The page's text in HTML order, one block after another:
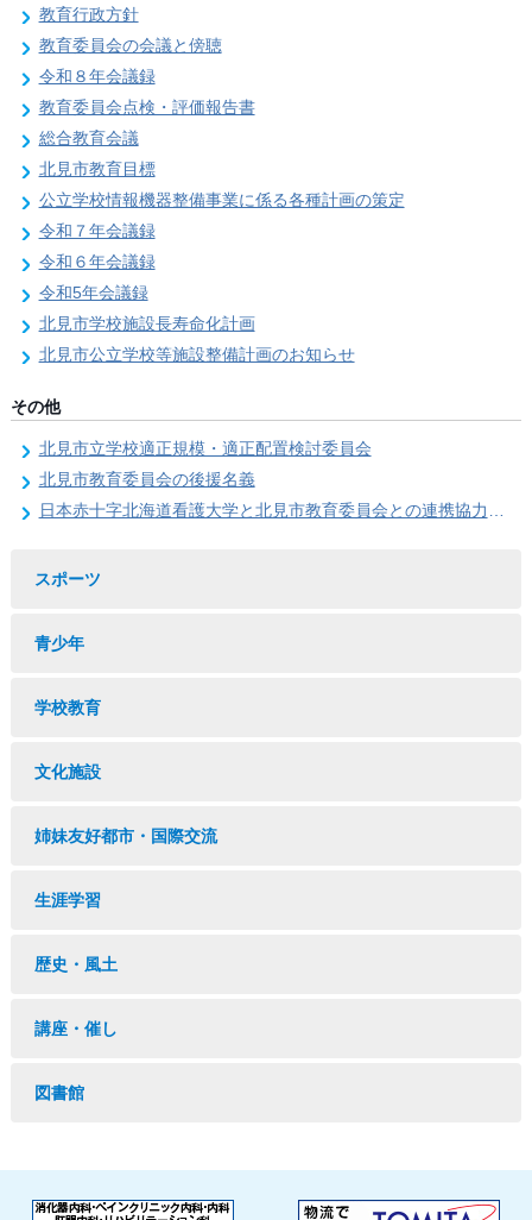
教育行政方針
教育委員会の会議と傍聴
令和８年会議録
教育委員会点検・評価報告書
総合教育会議
北見市教育目標
公立学校情報機器整備事業に係る各種計画の策定
令和７年会議録
令和６年会議録
令和5年会議録
北見市学校施設長寿命化計画
北見市公立学校等施設整備計画のお知らせ
その他
北見市立学校適正規模・適正配置検討委員会
北見市教育委員会の後援名義
日本赤十字北海道看護大学と北見市教育委員会との連携協力に関する協定の締結
スポーツ
青少年
学校教育
文化施設
姉妹友好都市・国際交流
生涯学習
歴史・風土
講座・催し
図書館